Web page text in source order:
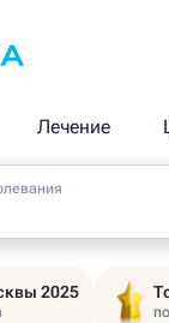
Лечение
2025